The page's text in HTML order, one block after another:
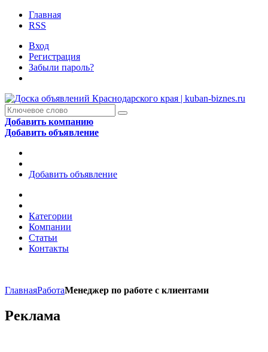
Главная
RSS
Вход
Регистрация
Забыли пароль?
Добавить компанию
Добавить объявление
Добавить объявление
Категории
Компании
Статьи
Контакты
ГлавнаяРаботаМенеджер по работе с клиентами
Реклама